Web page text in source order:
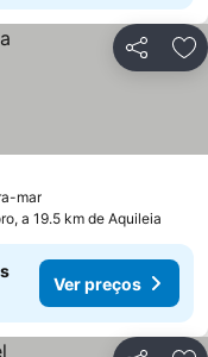
Partilhar
mar
a 19.5 km de Aquileia
Ver preços